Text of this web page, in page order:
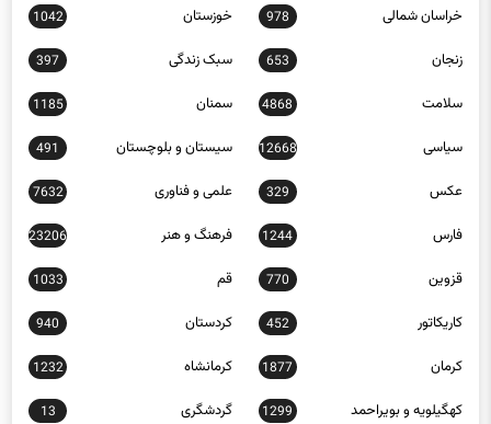
خراسان شمالی 978 خوزستان 1042
زنجان 653 سبک زندگی 397
سلامت 4868 سمنان 1185
سیاسی 12668 سیستان و بلوچستان 491
عکس 329 علمی و فناوری 7632
فارس 1244 فرهنگ و هنر 23206
قزوین 770 قم 1033
کاریکاتور 452 کردستان 940
کرمان 1877 کرمانشاه 1232
کهگیلویه و بویراحمد 1299 گردشگری 13